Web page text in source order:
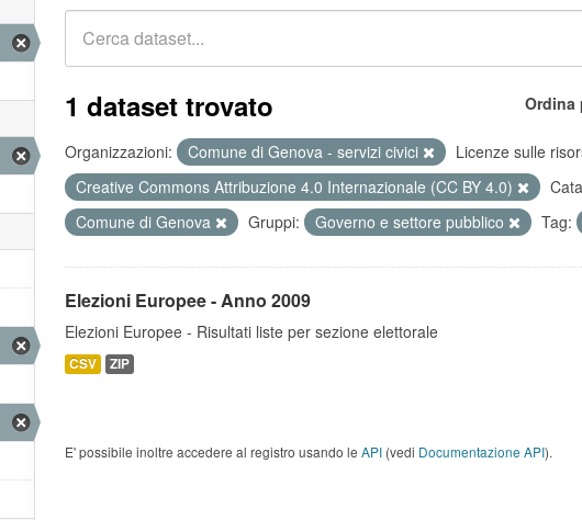
Ordina
1 dataset trovato
Organizzazioni: Comune di Genova - servizi civici
Licenze sulle
Creative Commons Attribuzione 4.0 Internazionale (CC BY 4.0)
Comune di Genova
Gruppi: Governo e settore pubblico Tag:
Elezioni Europee - Anno 2009
Elezioni Europee - Risultati liste per sezione elettorale
CSV ZIP
E' possibile inoltre accedere al registro usando le API (vedi Documentazione API).